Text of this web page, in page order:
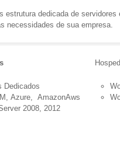
estrutura dedicada de
necessidades de sua empresa.
Dedicados
Azure, AmazonAws
2008, 2012